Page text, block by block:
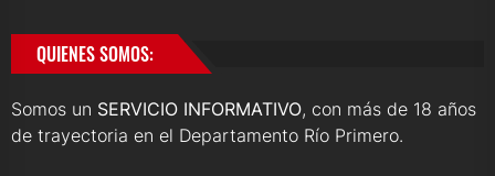
QUIENES SOMOS:
Somos un SERVICIO INFORMATIVO, con más de 18 años
de trayectoria en el Departamento Río Primero.